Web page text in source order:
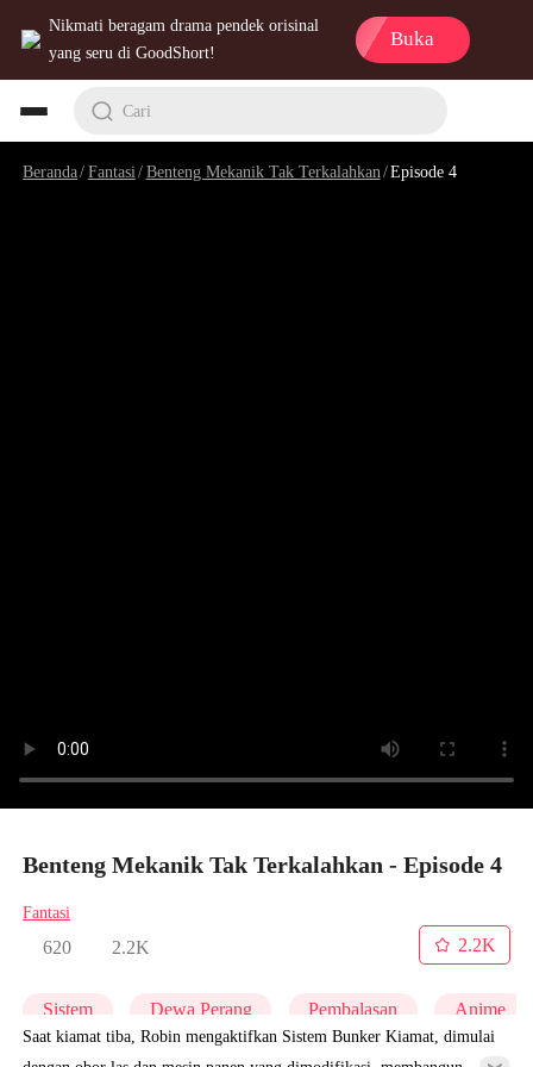
Nikmati beragam drama pendek orisinal
yang seru di GoodShort!
Buka
Cari
Beranda/Fantasi /Benteng Mekanik Tak Terkalahkan/Episode 4
Benteng Mekanik Tak Terkalahkan - Episode 4
Fantasi
620 2.2K
2.2K
Sistem Dewa Perang Pembalasan Anime
Saat kiamat tiba, Robin mengaktifkan Sistem Bunker Kiamat, dimulai